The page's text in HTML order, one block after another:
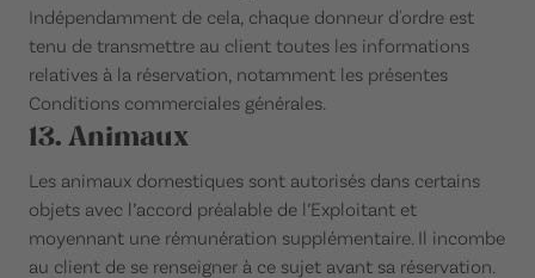
Indépendamment de cela, chaque donneur d'ordre est
tenu de transmettre au client toutes les informations
relatives à la réservation, notamment les présentes
Conditions commerciales générales.
13. Animaux
Les animaux domestiques sont autorisés dans certains
objets avec l’accord préalable de l’Exploitant et
moyennant une rémunération supplémentaire. Il incombe
au client de se renseigner à ce sujet avant sa réservation.